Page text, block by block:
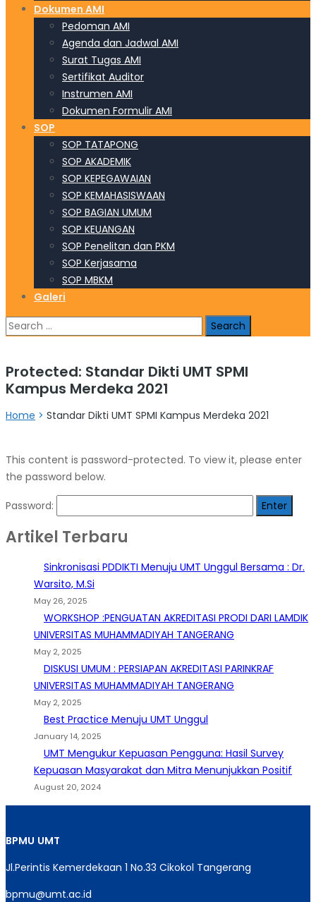
Dokumen AMI
Pedoman AMI
Agenda dan Jadwal AMI
Surat Tugas AMI
Sertifikat Auditor
Instrumen AMI
Dokumen Formulir AMI
SOP
SOP TATAPONG
SOP AKADEMIK
SOP KEPEGAWAIAN
SOP KEMAHASISWAAN
SOP BAGIAN UMUM
SOP KEUANGAN
SOP Penelitan dan PKM
SOP Kerjasama
SOP MBKM
Galeri
Search
for:
Protected: Standar Dikti UMT SPMI
Kampus Merdeka 2021
Home > Standar Dikti UMT SPMI Kampus Merdeka 2021
This content is password-protected. To view it, please enter
the password below.
Password:
Artikel Terbaru
Sinkronisasi PDDIKTI Menuju UMT Unggul Bersama : Dr.
Warsito, M.Si
May 26, 2025
WORKSHOP :PENGUATAN AKREDITASI PRODI DARI LAMDIK
UNIVERSITAS MUHAMMADIYAH TANGERANG
May 2, 2025
DISKUSI UMUM : PERSIAPAN AKREDITASI PARINKRAF
UNIVERSITAS MUHAMMADIYAH TANGERANG
May 2, 2025
Best Practice Menuju UMT Unggul
January 14, 2025
UMT Mengukur Kepuasan Pengguna: Hasil Survey
Kepuasan Masyarakat dan Mitra Menunjukkan Positif
August 20, 2024
BPMU UMT
Jl.Perintis Kemerdekaan 1 No.33 Cikokol Tangerang
bpmu@umt.ac.id